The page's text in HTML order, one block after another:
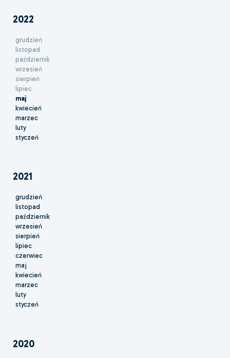
2022
grudzień
listopad
październik
wrzesień
sierpień
lipiec
maj
kwiecień
marzec
luty
styczeń
2021
grudzień
listopad
październik
wrzesień
sierpień
lipiec
czerwiec
maj
kwiecień
marzec
luty
styczeń
2020